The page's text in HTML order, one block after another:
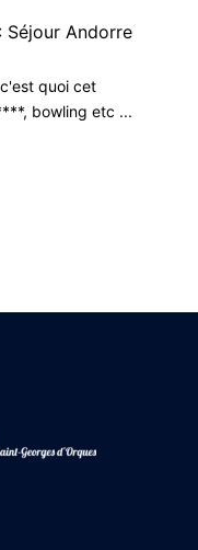
Séjour Andorre
quoi cet
bowling etc ...